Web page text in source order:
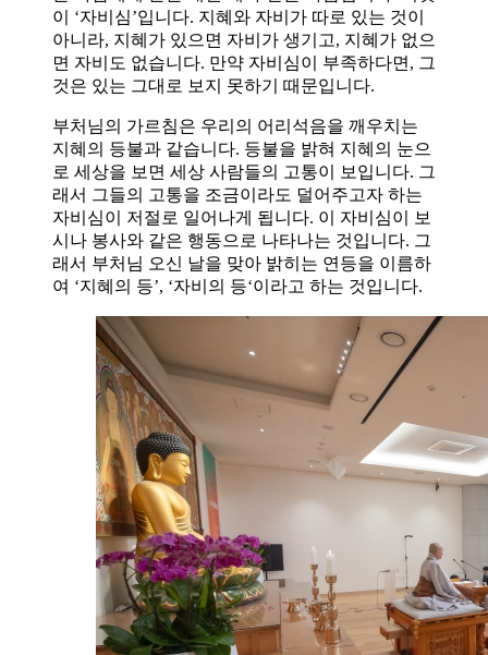
이 ‘자비심’입니다. 지혜와 자비가 따로 있는 것이
아니라, 지혜가 있으면 자비가 생기고, 지혜가 없으
면 자비도 없습니다. 만약 자비심이 부족하다면, 그
것은 있는 그대로 보지 못하기 때문입니다.
부처님의 가르침은 우리의 어리석음을 깨우치는
지혜의 등불과 같습니다. 등불을 밝혀 지혜의 눈으
로 세상을 보면 세상 사람들의 고통이 보입니다. 그
래서 그들의 고통을 조금이라도 덜어주고자 하는
자비심이 저절로 일어나게 됩니다. 이 자비심이 보
시나 봉사와 같은 행동으로 나타나는 것입니다. 그
래서 부처님 오신 날을 맞아 밝히는 연등을 이름하
여 ‘지혜의 등’, ‘자비의 등‘이라고 하는 것입니다.